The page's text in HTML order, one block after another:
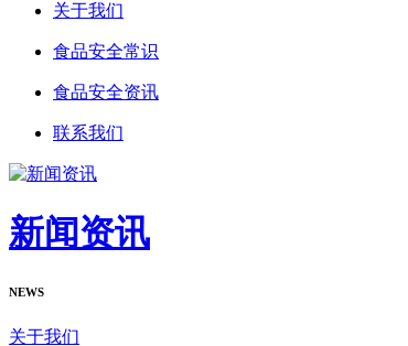
关于我们
食品安全常识
食品安全资讯
联系我们
新闻资讯
NEWS
关于我们